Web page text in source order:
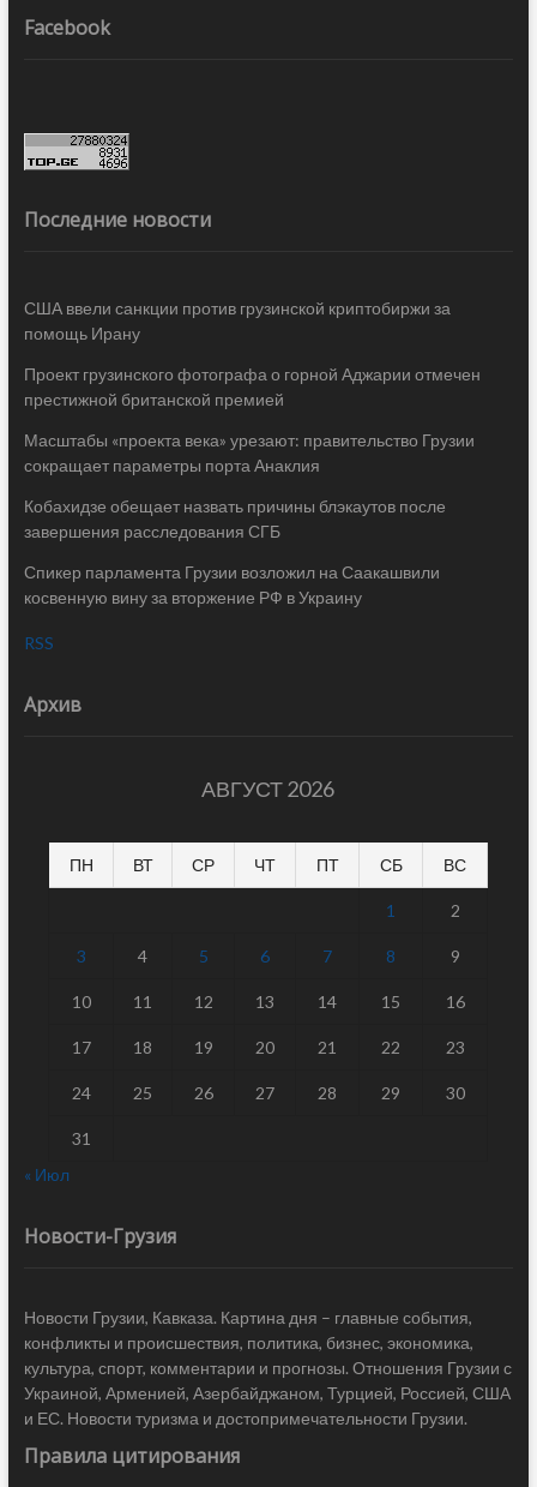
Facebook
Последние новости
США ввели санкции против грузинской криптобиржи за
помощь Ирану
Проект грузинского фотографа о горной Аджарии отмечен
престижной британской премией
Масштабы «проекта века» урезают: правительство Грузии
сокращает параметры порта Анаклия
Кобахидзе обещает назвать причины блэкаутов после
завершения расследования СГБ
Спикер парламента Грузии возложил на Саакашвили
косвенную вину за вторжение РФ в Украину
RSS
Архив
АВГУСТ 2026
ПН ВТ СР ЧТ ПТ СБ ВС
1 2
3 4 5 6 7 8 9
10 11 12 13 14 15 16
17 18 19 20 21 22 23
24 25 26 27 28 29 30
31
« Июл
Новости-Грузия
Новости Грузии, Кавказа. Картина дня – главные события,
конфликты и происшествия, политика, бизнес, экономика,
культура, спорт, комментарии и прогнозы. Отношения Грузии с
Украиной, Арменией, Азербайджаном, Турцией, Россией, США
и ЕС. Новости туризма и достопримечательности Грузии.
Правила цитирования